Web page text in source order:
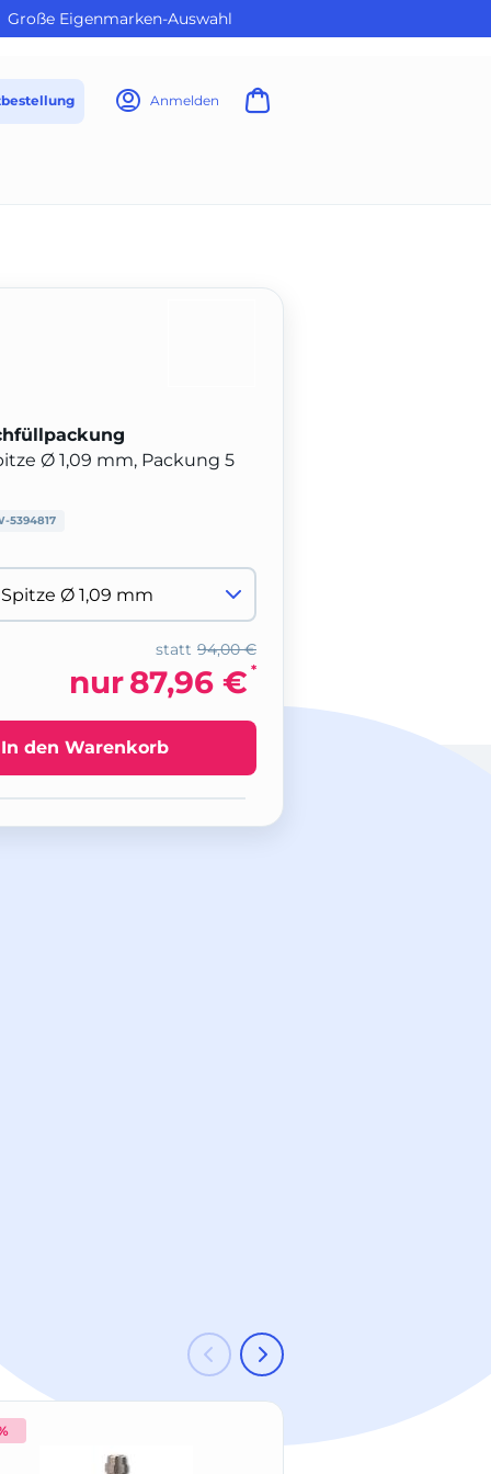
Große Eigenmarken-Auswahl
Anmelden
Ø 1,09 mm, Packung 5
5394817
94,00 €
statt
nur87,96 € *
In den Warenkorb
-6 %